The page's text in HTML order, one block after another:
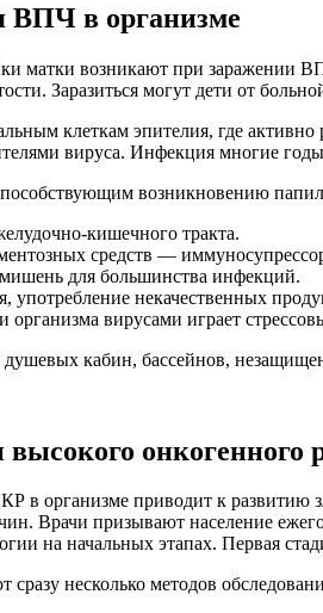
ВПЧ в организме
матки возникают при заражении
Заразиться могут дети от
клеткам эпителия, где
вируса. Инфекция многие
возникновению
кишечного тракта.
средств —
для большинства инфекций.
некачественных
вирусами играет
кабин, бассейнов,
онкогенного
в организме приводит к
Врачи призывают население
на начальных этапах. Первая
несколько методов